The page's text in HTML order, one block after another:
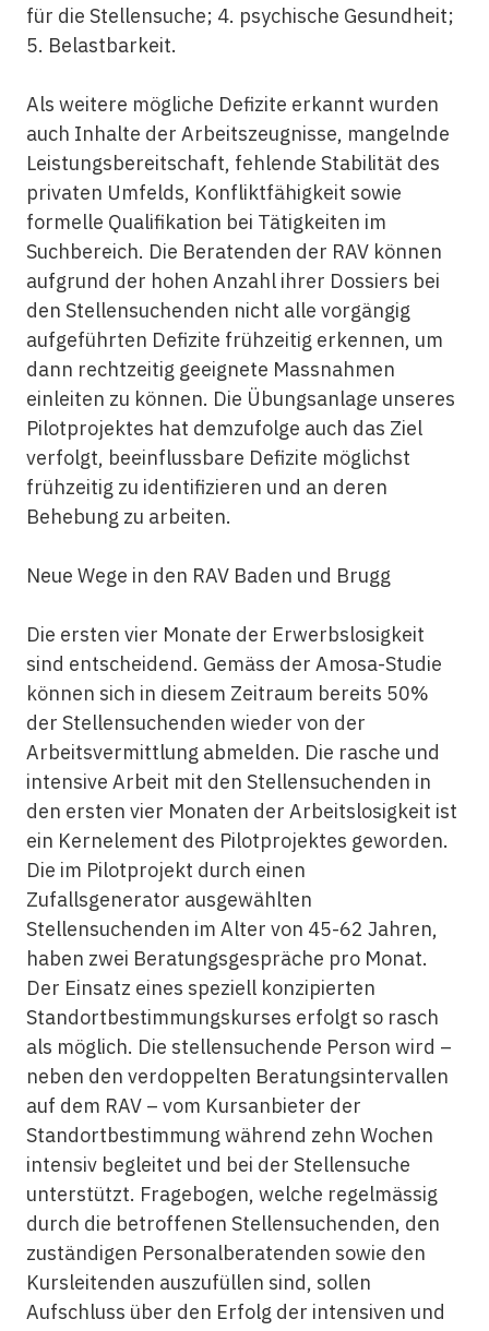
für die Stellensuche; 4. psychische Gesundheit;
5. Belastbarkeit.
Als weitere mögliche Defizite erkannt wurden
auch Inhalte der Arbeitszeugnisse, mangelnde
Leistungsbereitschaft, fehlende Stabilität des
privaten Umfelds, Konfliktfähigkeit sowie
formelle Qualifikation bei Tätigkeiten im
Suchbereich. Die Beratenden der RAV können
aufgrund der hohen Anzahl ihrer Dossiers bei
den Stellensuchenden nicht alle vorgängig
aufgeführten Defizite frühzeitig erkennen, um
dann rechtzeitig geeignete Massnahmen
einleiten zu können. Die Übungsanlage unseres
Pilotprojektes hat demzufolge auch das Ziel
verfolgt, beeinflussbare Defizite möglichst
frühzeitig zu identifizieren und an deren
Behebung zu arbeiten.
Neue Wege in den RAV Baden und Brugg
Die ersten vier Monate der Erwerbslosigkeit
sind entscheidend. Gemäss der Amosa-Studie
können sich in diesem Zeitraum bereits 50%
der Stellensuchenden wieder von der
Arbeitsvermittlung abmelden. Die rasche und
intensive Arbeit mit den Stellensuchenden in
den ersten vier Monaten der Arbeitslosigkeit ist
ein Kernelement des Pilotprojektes geworden.
Die im Pilotprojekt durch einen
Zufallsgenerator ausgewählten
Stellensuchenden im Alter von 45-62 Jahren,
haben zwei Beratungsgespräche pro Monat.
Der Einsatz eines speziell konzipierten
Standortbestimmungskurses erfolgt so rasch
als möglich. Die stellensuchende Person wird –
neben den verdoppelten Beratungsintervallen
auf dem RAV – vom Kursanbieter der
Standortbestimmung während zehn Wochen
intensiv begleitet und bei der Stellensuche
unterstützt. Fragebogen, welche regelmässig
durch die betroffenen Stellensuchenden, den
zuständigen Personalberatenden sowie den
Kursleitenden auszufüllen sind, sollen
Aufschluss über den Erfolg der intensiven und